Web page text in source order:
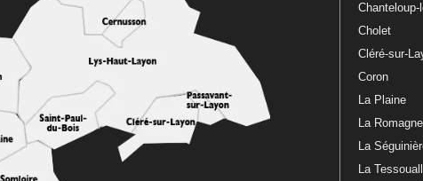
Cholet
Cléré-sur-
Coron
La Plaine
La Romagne
La
La